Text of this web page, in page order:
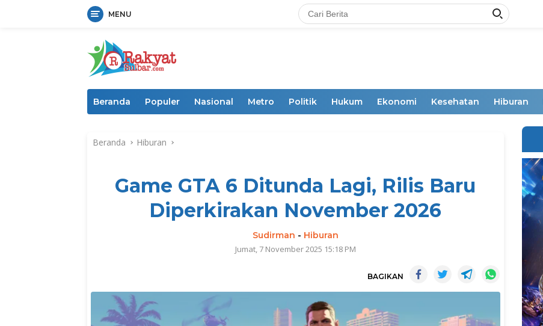
MENU
Beranda Populer Nasional Metro Politik Hukum Ekonomi Kesehatan Hiburan
Beranda Hiburan
Game GTA 6 Ditunda Lagi, Rilis Baru
Diperkirakan November 2026
Sudirman - Hiburan
Jumat, 7 November 2025 15:18 PM
BAGIKAN